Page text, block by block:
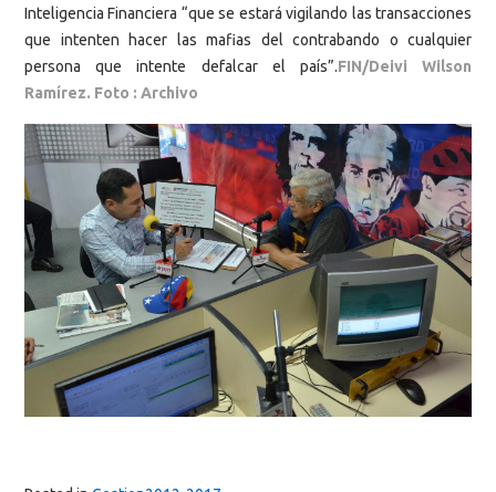
Inteligencia Financiera “que se estará vigilando las transacciones
que intenten hacer las mafias del contrabando o cualquier
persona que intente defalcar el país”.FIN/Deivi Wilson
Ramírez. Foto : Archivo